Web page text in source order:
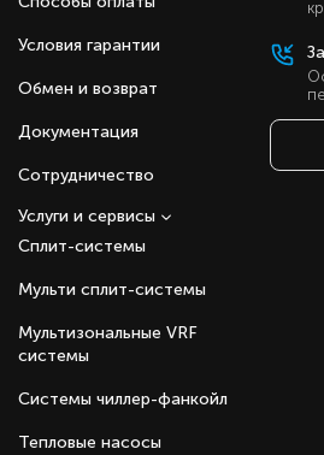
Условия гарантии
Обмен и возврат
Документация
Сотрудничество
Сплит-системы
Мульти сплит-системы
Мультизональные VRF
системы
Системы чиллер-фанкойл
Тепловые насосы
Услуги и сервисы